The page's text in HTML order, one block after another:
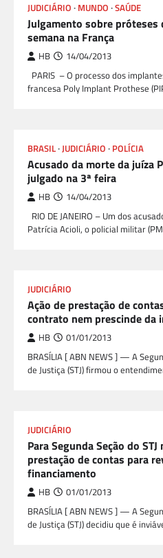
JUDICIÁRIO MUNDO SAÚDE
Julgamento sobre próteses
semana na França
HB 14/04/2013
PARIS – O processo dos
francesa Poly Implant Prothese
BRASIL JUDICIÁRIO POLÍCIA
Acusado da morte da juíza
julgado na 3ª feira
HB 14/04/2013
RIO DE JANEIRO – Um dos
Patrícia Acioli, o policial militar
JUDICIÁRIO
Ação de prestação de
contrato nem prescinde da
HB 01/01/2013
BRASÍLIA [ ABN NEWS ] — A
de Justiça (STJ) firmou o
JUDICIÁRIO
Para Segunda Seção do
prestação de contas para
financiamento
HB 01/01/2013
BRASÍLIA [ ABN NEWS ] — A
de Justiça (STJ) decidiu que é